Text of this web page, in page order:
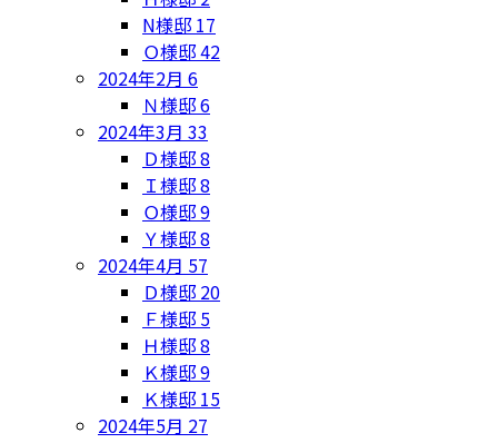
N様邸 17
Ｏ様邸42
2024年2月 6
Ｎ様邸6
2024年3月 33
Ｄ様邸8
Ｉ様邸8
Ｏ様邸9
Ｙ様邸8
2024年4月 57
Ｄ様邸 20
Ｆ様邸 5
Ｈ様邸8
Ｋ様邸9
Ｋ様邸 15
2024年5月 27